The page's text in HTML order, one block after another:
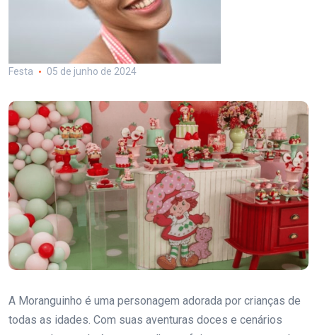
Festa 05 de junho de 2024
A Moranguinho é uma personagem adorada por crianças de
todas as idades. Com suas aventuras doces e cenários